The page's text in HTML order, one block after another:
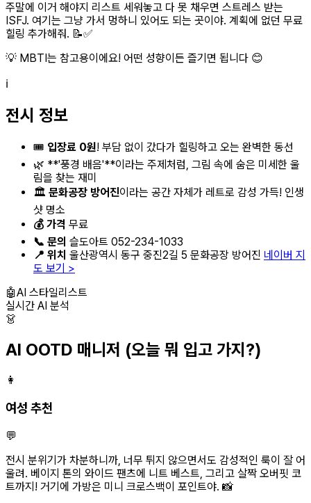
주말에 이거 해야지 리스트 세워놓고 다 못 채우면 스트레스 받는
ISFJ. 여기는 그냥 가서 멍하니 있어도 되는 곳이야. 계획에 없던 무료
힐링 추가해줘. 📝✅
💡 MBTI는 참고용이에요! 어떤 성향이든 즐기면 됩니다 😊
ℹ️
전시 정보
🎟️ 입장료 0원! 부담 없이 갔다가 힐링하고 오는 완벽한 동선
🌿 **'풍경 배음'**이라는 주제처럼, 그림 속에 숨은 미세한 울
림을 찾는 재미
🏛️ 문화공장 방어진이라는 공간 자체가 레트로 감성 가득! 인생
샷 명소
💰 가격 무료
📞 문의 슬도아트 052-234-1033
📍 위치 울산광역시 동구 중진2길 5 문화공장 방어진 네이버 지
도 보기 >
🤖AI 스타일리스트
실시간 AI 분석
👗
AI OOTD 매니저 (오늘 뭐 입고 가지?)
👩
여성 추천
💬
전시 분위기가 차분하니까, 너무 튀지 않으면서도 감성적인 룩이 잘 어
울려. 베이지 톤의 와이드 팬츠에 니트 베스트, 그리고 살짝 오버핏 코
트까지! 거기에 가방은 미니 크로스백이 포인트야. 📸